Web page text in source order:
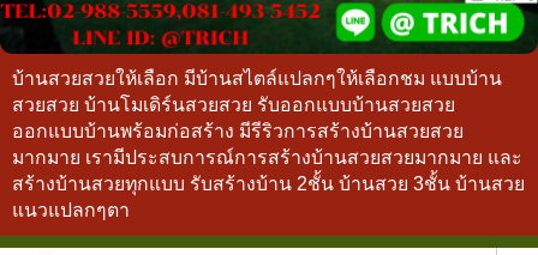
บ้านสวยสวยให้เลือก มีบ้านสไตล์แปลกๆให้เลือกชม แบบบ้าน
สวยสวย บ้านโมเดิร์นสวยสวย รับออกแบบบ้านสวยสวย
ออกแบบบ้านพร้อมก่อสร้าง มีรีริวการสร้างบ้านสวยสวย
มากมาย เรามีประสบการณ์การสร้างบ้านสวยสวยมากมาย และ
สร้างบ้านสวยทุกแบบ รับสร้างบ้าน 2ชั้น บ้านสวย 3ชั้น บ้านสวย
แนวแปลกๆตา